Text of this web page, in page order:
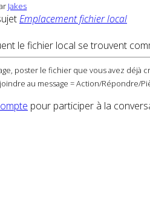
Jakes
Emplacement fichier local
le fichier local se trouvent
poster le fichier que vous avez
au message = Action/
pour participer à la